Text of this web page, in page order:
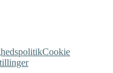
Cookie